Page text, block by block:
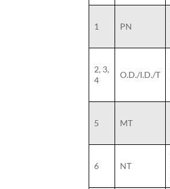
1 PN
2, 3,
4
O.D./I.D./T
5 MT
6 NT